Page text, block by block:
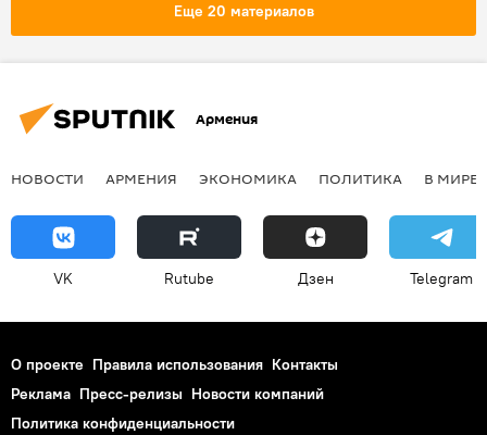
Еще 20 материалов
Армения
НОВОСТИ АРМЕНИЯ ЭКОНОМИКА ПОЛИТИКА В МИРЕ
VK Rutube Дзен Telegram
О проекте Правила использования Контакты
Реклама Пресс-релизы Новости компаний
Политика конфиденциальности